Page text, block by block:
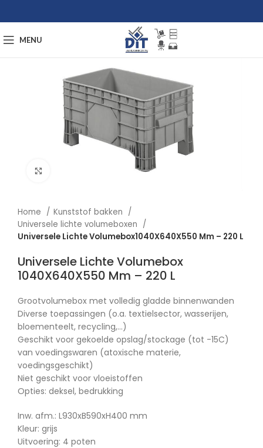
MENU
Afbeelding vergroten
Home
Kunststof bakken
Universele lichte volumeboxen
Universele Lichte Volumebox1040X640X550 Mm – 220 L
Universele Lichte Volumebox
1040X640X550 Mm – 220 L
Grootvolumebox met volledig gladde binnenwanden
Diverse toepassingen (o.a. textielsector, wasserijen,
bloementeelt, recycling,…)
Geschikt voor gekoelde opslag/stockage (tot -15C)
van voedingswaren (atoxische materie,
voedingsgeschikt)
Niet geschikt voor vloeistoffen
Opties: deksel, bedrukking
Inw. afm.: L930xB590xH400 mm
Kleur: grijs
Uitvoering: 4 poten